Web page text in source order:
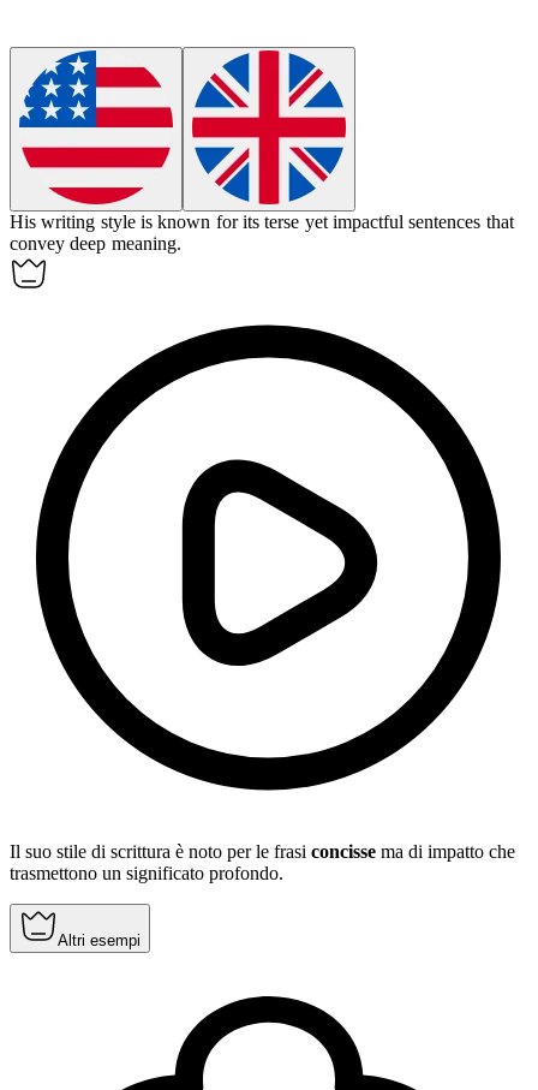
His writing style is known for itsterse yet impactful sentences that
convey deep meaning.
Il suo stile di scrittura è noto per le frasi concisse ma di impatto che
trasmettono un significato profondo.
Altri esempi